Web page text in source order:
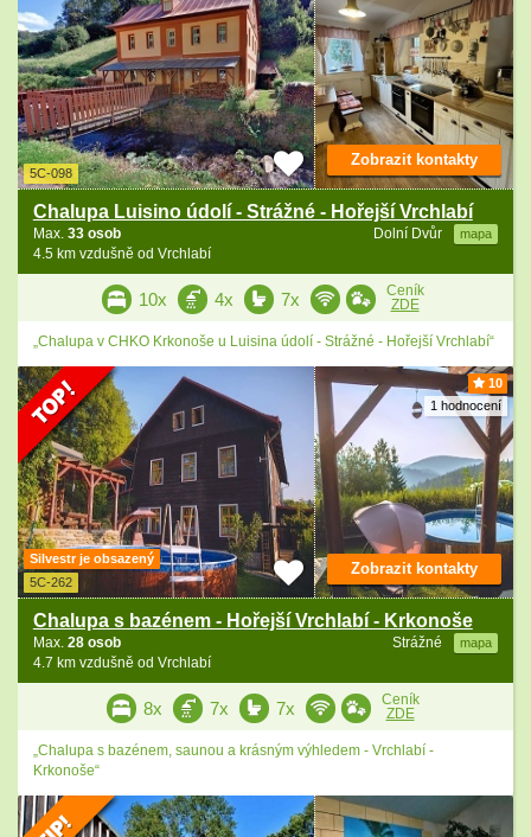
5C-098
Chalupa Luisino údolí - Strážné - Hořejší Vrchlabí
Dolní Dvůr mapa
Max. 33 osob
4.5 km vzdušně od Vrchlabí
Zobrazit kontakty
10x 4x 7x
Ceník
ZDE
„Chalupa v CHKO Krkonoše u Luisina údolí - Strážné - Hořejší Vrchlabí“
10
1 hodnocení
Silvestr je obsazený
5C-262
Chalupa s bazénem - Hořejší Vrchlabí - Krkonoše
Strážné mapa
Max. 28 osob
4.7 km vzdušně od Vrchlabí
Zobrazit kontakty
8x 7x 7x
Ceník
ZDE
„Chalupa s bazénem, saunou a krásným výhledem - Vrchlabí -
Krkonoše“